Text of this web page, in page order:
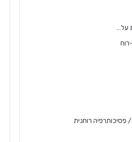
רוח
/ פסיכותרפיה רוחנית